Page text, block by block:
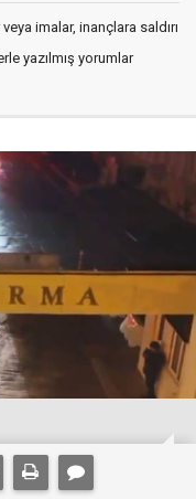
imalar, inançlara saldırı
yazılmış yorumlar